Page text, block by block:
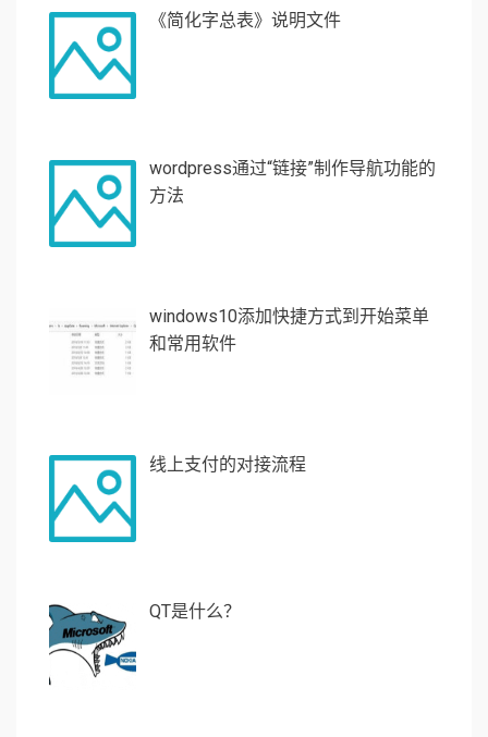
《简化字总表》说明文件
wordpress通过“链接”制作导航功能的
方法
windows10添加快捷方式到开始菜单
和常用软件
线上支付的对接流程
QT是什么？